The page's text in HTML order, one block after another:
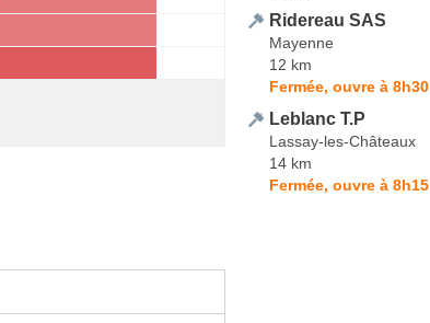
Ridereau SAS
Mayenne
12 km
Fermée, ouvre à 8h30
Leblanc T.P
Lassay-les-Châteaux
14 km
Fermée, ouvre à 8h15